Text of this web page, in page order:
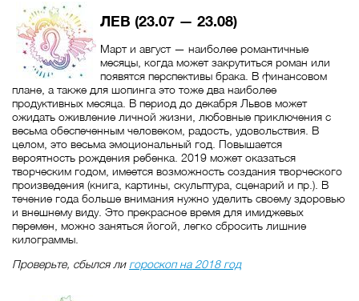
ЛЕВ (23.07 — 23.08)
Март и август — наиболее романтичные
месяцы, когда может закрутиться роман или
появятся перспективы брака. В финансовом
плане, а также для шопинга это тоже два наиболее
продуктивных месяца. В период до декабря Львов может
ожидать оживление личной жизни, любовные приключения с
весьма обеспеченным человеком, радость, удовольствия. В
целом, это весьма эмоциональный год. Повышается
вероятность рождения ребенка. 2019 может оказаться
творческим годом, имеется возможность создания творческого
произведения (книга, картины, скульптура, сценарий и пр.). В
течение года больше внимания нужно уделить своему здоровью
и внешнему виду. Это прекрасное время для имиджевых
перемен, можно заняться йогой, легко сбросить лишние
килограммы.
Проверьте, сбылся ли гороскоп на 2018 год